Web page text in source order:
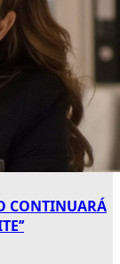
CONTINUARÁ